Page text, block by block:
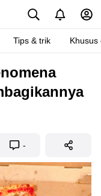
Tips & trik Khusus
-